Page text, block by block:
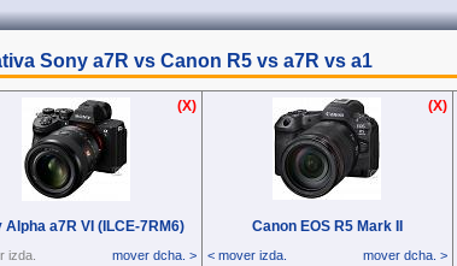
Sony a7R vs Canon R5 vs a7R vs a1
(X) (X)
Alpha a7R VI (ILCE‑7RM6) Canon EOS R5 Mark II
izda. mover dcha. > < mover izda. mover dcha. >
(X) (X)
Alpha a7R VI (ILCE‑7RM6) Canon EOS R5 Mark II
izda. mover dcha. > < mover izda. mover dcha. >